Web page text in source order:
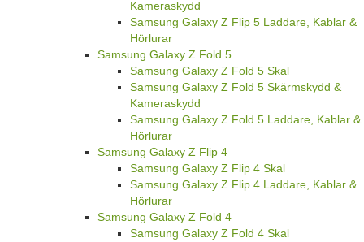
Kameraskydd
Samsung Galaxy Z Flip 5 Laddare, Kablar &
Hörlurar
Samsung Galaxy Z Fold 5
Samsung Galaxy Z Fold 5 Skal
Samsung Galaxy Z Fold 5 Skärmskydd &
Kameraskydd
Samsung Galaxy Z Fold 5 Laddare, Kablar &
Hörlurar
Samsung Galaxy Z Flip 4
Samsung Galaxy Z Flip 4 Skal
Samsung Galaxy Z Flip 4 Laddare, Kablar &
Hörlurar
Samsung Galaxy Z Fold 4
Samsung Galaxy Z Fold 4 Skal